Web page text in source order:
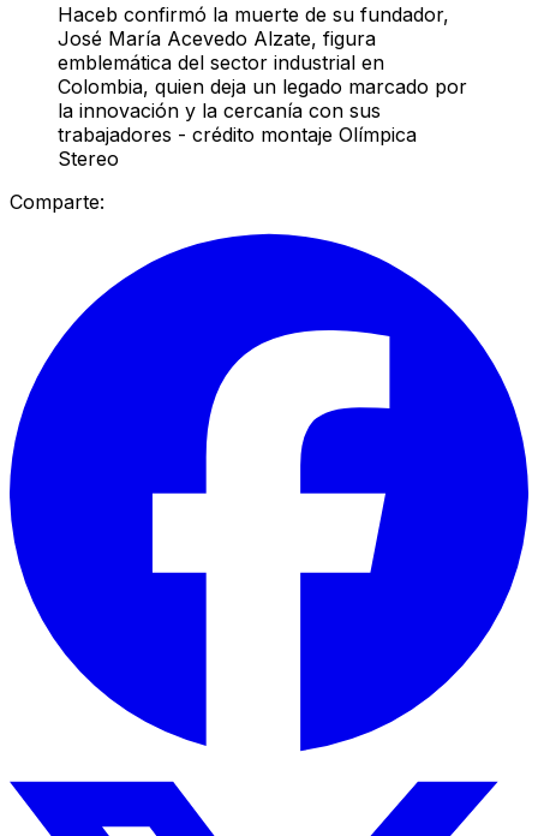
Haceb confirmó la muerte de su fundador,
José María Acevedo Alzate, figura
emblemática del sector industrial en
Colombia, quien deja un legado marcado por
la innovación y la cercanía con sus
trabajadores - crédito montaje Olímpica
Stereo
Comparte: